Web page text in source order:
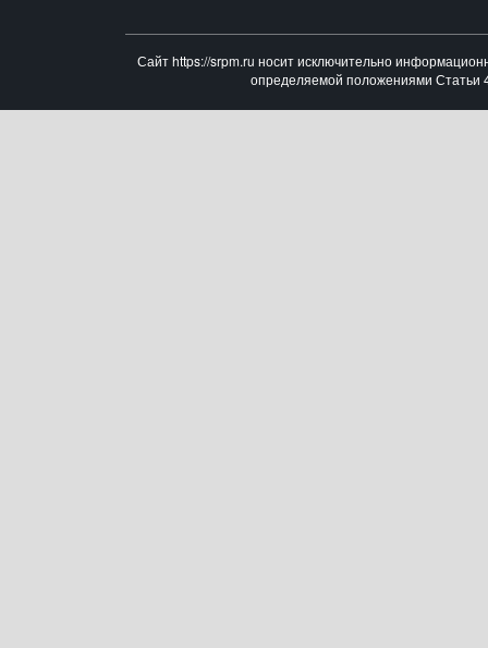
Сайт https://srpm.ru носит исключительно
определяемой положениями Статьи